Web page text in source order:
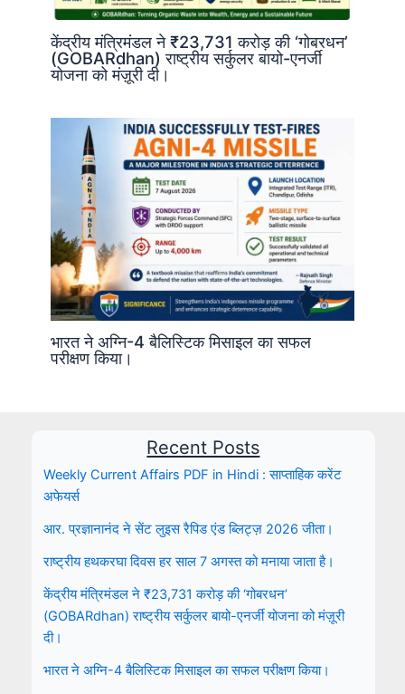
केंद्रीय मंत्रिमंडल ने ₹23,731 करोड़ की ‘गोबरधन’
(GOBARdhan) राष्ट्रीय सर्कुलर बायो-एनर्जी
योजना को मंज़ूरी दी।
भारत ने अग्नि-4 बैलिस्टिक मिसाइल का सफल
परीक्षण किया।
Recent Posts
Weekly Current Affairs PDF in Hindi : साप्ताहिक करेंट
अफेयर्स
आर. प्रज्ञानानंद ने सेंट लुइस रैपिड एंड ब्लिट्ज़ 2026 जीता।
राष्ट्रीय हथकरघा दिवस हर साल 7 अगस्त को मनाया जाता है।
केंद्रीय मंत्रिमंडल ने ₹23,731 करोड़ की ‘गोबरधन’
(GOBARdhan) राष्ट्रीय सर्कुलर बायो-एनर्जी योजना को मंज़ूरी
दी।
भारत ने अग्नि-4 बैलिस्टिक मिसाइल का सफल परीक्षण किया।